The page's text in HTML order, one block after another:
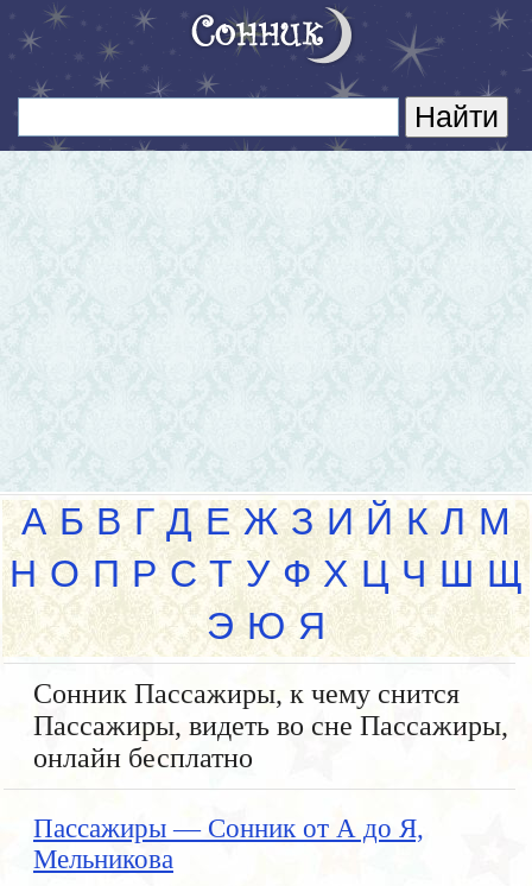
А Б В Г Д Е Ж З И Й К Л М
Н О П Р С Т У Ф Х Ц Ч Ш Щ
Э Ю Я
Сонник Пассажиры, к чему снится
Пассажиры, видеть во сне Пассажиры,
онлайн бесплатно
Пассажиры — Сонник от А до Я,
Мельникова